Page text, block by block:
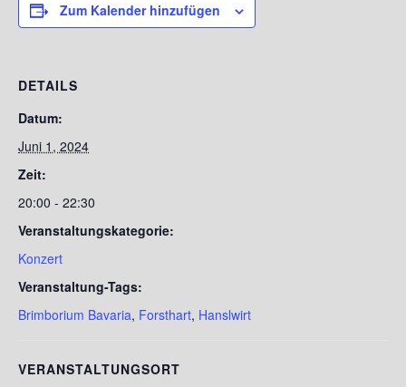
Zum Kalender hinzufügen
DETAILS
Datum:
Juni 1, 2024
Zeit:
20:00 - 22:30
Veranstaltungskategorie:
Konzert
Veranstaltung-Tags:
Brimborium Bavaria, Forsthart, Hanslwirt
VERANSTALTUNGSORT